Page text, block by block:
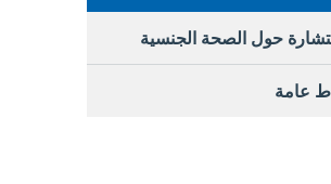
حول الصحة الجنسية
عامة